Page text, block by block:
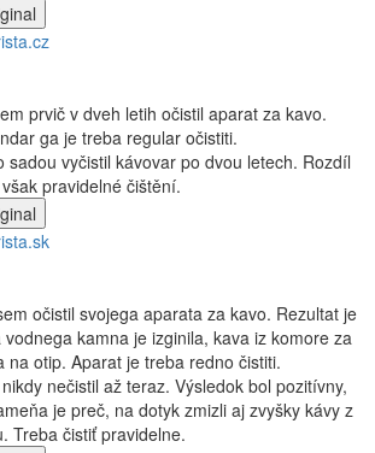
prvič v dveh letih očistil aparat za kavo.
ga je treba regular očistiti.
sadou vyčistil kávovar po dvou letech. Rozdíl
pravidelné čištění.
očistil svojega aparata za kavo. Rezultat je
kamna je izginila, kava iz komore za
na otip. Aparat je treba redno čistiti.
nečistil až teraz. Výsledok bol pozitívny,
je preč, na dotyk zmizli aj zvyšky kávy z
Treba čistiť pravidelne.